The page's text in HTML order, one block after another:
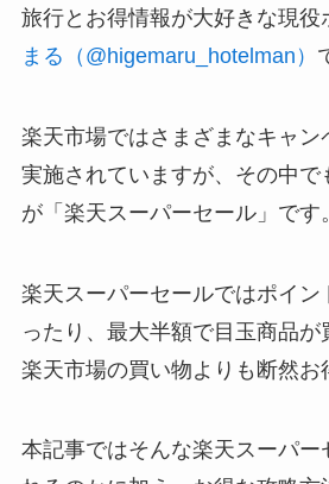
旅行とお得情報が大好きな現役
まる（@higemaru_hotelman）
楽天市場ではさまざまなキャン
実施されていますが、その中で
が「楽天スーパーセール」です。
楽天スーパーセールではポイン
ったり、最大半額で目玉商品
楽天市場の買い物よりも断然お
本記事ではそんな楽天スーパー